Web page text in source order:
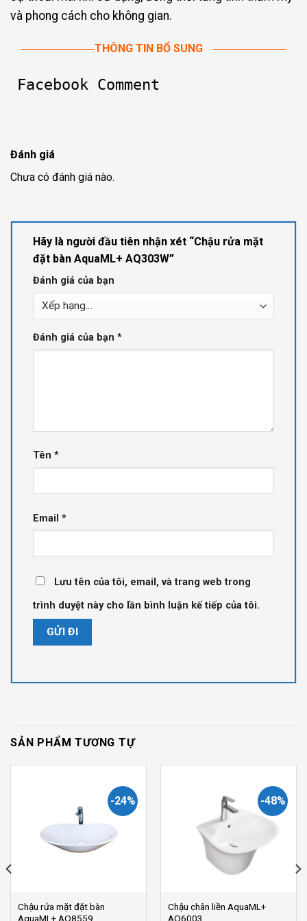
và phong cách cho không gian.
THÔNG TIN BỔ SUNG
Facebook Comment
Đánh giá
Chưa có đánh giá nào.
Hãy là người đầu tiên nhận xét “Chậu rửa mặt
đặt bàn AquaML+ AQ303W”
Đánh giá của bạn
Đánh giá của bạn *
Tên *
Email *
Lưu tên của tôi, email, và trang web trong
trình duyệt này cho lần bình luận kế tiếp của tôi.
SẢN PHẨM TƯƠNG TỰ
-24%
Chậu rửa mặt đặt bàn
AquaML+ AQ8559
-48%
Chậu chân liền AquaML+
AQ6003